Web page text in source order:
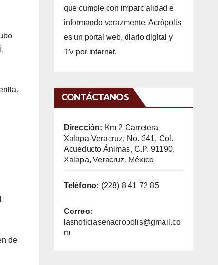
de
que cumple con imparcialidad e
informando verazmente. Acrópolis
es un portal web, diario digital y
TV por internet.
CONTÁCTANOS
Dirección: Km 2 Carretera
Xalapa-Veracruz, No. 341, Col.
Acueducto Ánimas, C.P. 91190,
Xalapa, Veracruz, México
Teléfono: (228) 8 41 72 85
Correo:
lasnoticiasenacropolis@gmail.co
m